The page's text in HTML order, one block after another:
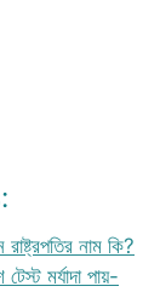
রাষ্ট্রপতির নাম কি?
মর্যাদা পায়-